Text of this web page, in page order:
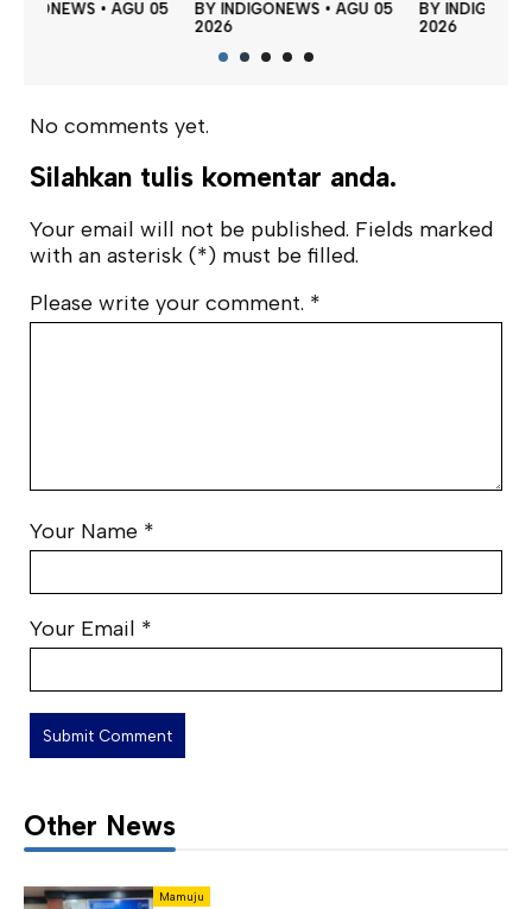
BYINDIGONEWS
AGU 05
BYINDIGONEWS
AGU 05
No comments yet.
Silahkan tulis komentar anda.
Your email will not be published. Fields marked
with an asterisk (*) must be filled.
Please write your comment. *
Your Name *
Your Email *
Other News
Mamuju